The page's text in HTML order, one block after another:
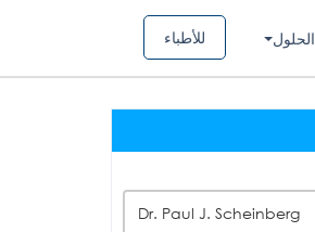
للأطباء الحلول
Dr. Paul J. Scheinberg